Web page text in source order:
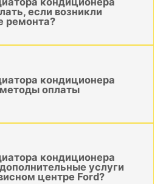
если возникли
ремонта?
кондиционера
оплаты
кондиционера
услуги
центре Ford?